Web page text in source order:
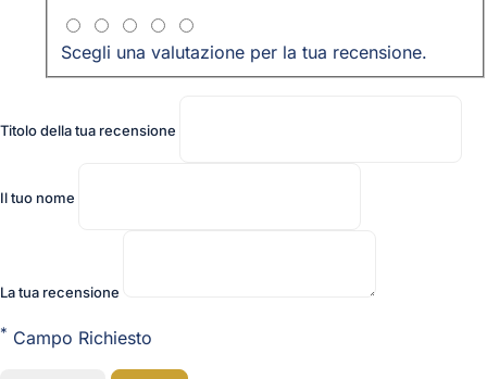
Scegli una valutazione per la tua recensione.
Titolo della tua recensione
Il tuo nome
La tua recensione
* Campo Richiesto